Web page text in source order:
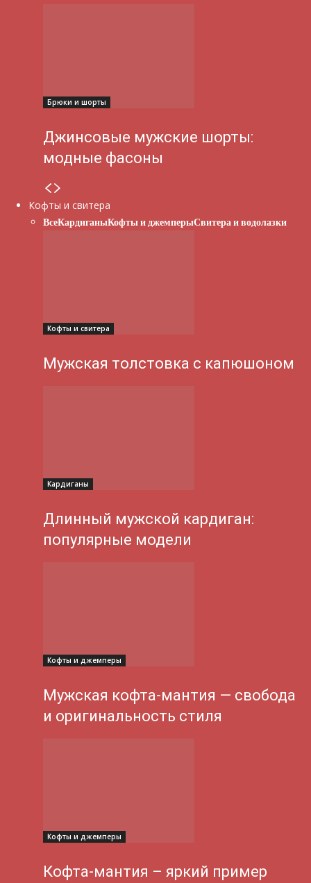
Брюки и шорты
Джинсовые мужские шорты:
модные фасоны
Кофты и свитера
ВсеКардиганыКофты и джемперыСвитера и водолазки
Кофты и свитера
Мужская толстовка с капюшоном
Кардиганы
Длинный мужской кардиган:
популярные модели
Кофты и джемперы
Мужская кофта-мантия — свобода
и оригинальность стиля
Кофты и джемперы
Кофта-мантия – яркий пример